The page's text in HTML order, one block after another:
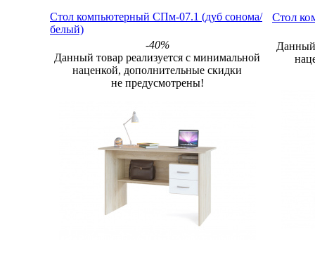
Стол компьютерный СПм-07.1 (дуб сонома/
белый)
-40%
Данный товар реализуется с минимальной
наценкой, дополнительные скидки
не предусмотрены!
Стол
Данный